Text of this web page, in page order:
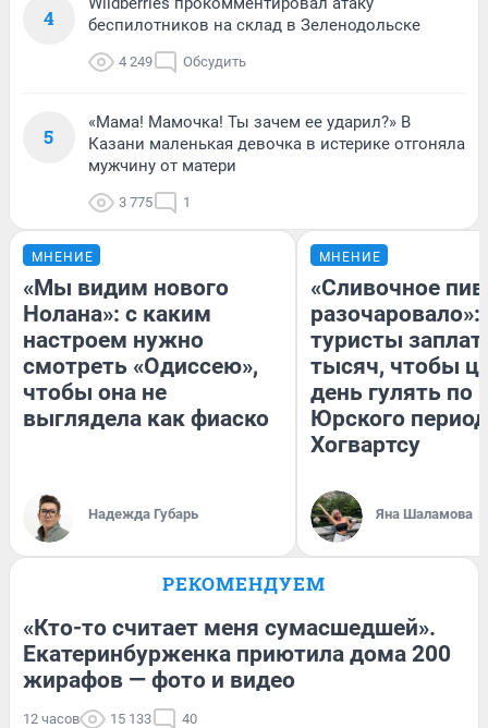
4
беспилотников на склад в Зеленодольске
4 249 Обсудить
5
«Мама! Мамочка! Ты зачем ее ударил?» В
Казани маленькая девочка в истерике отгоняла
мужчину от матери
3 775 1
МНЕНИЕ
«Мы видим нового
Нолана»: с каким
настроем нужно
смотреть «Одиссею»,
чтобы она не
выглядела как фиаско
Надежда Губарь
МНЕНИЕ
«Сливочное
разочаровало»:
туристы
тысяч, чтобы
день гулять по
Юрского
Хогвартсу
Яна Шаламова
РЕКОМЕНДУЕМ
«Кто-то считает меня сумасшедшей».
Екатеринбурженка приютила дома 200
жирафов — фото и видео
12 часов 15 133 40